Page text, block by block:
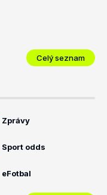
Celý seznam
Zprávy
Sport odds
eFotbal